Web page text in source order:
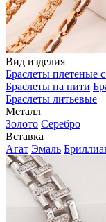
Вид изделия
Браслеты плетеные
Браслеты на нити
Браслеты литьевые
Металл
Золото Серебро
Вставка
Агат Эмаль